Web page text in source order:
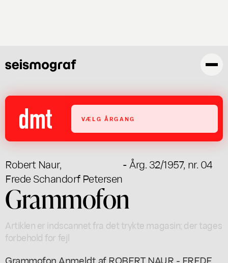
VÆLG ÅRGANG
Robert Naur,
Frede Schandorf Petersen
- Årg. 32/1957, nr. 04
Grammofon
Artiklen er indscannet fra det trykte magasin; der tages
forbehold for fejl
Grammofon Anmeldt af ROBERT NAUR - FREDE